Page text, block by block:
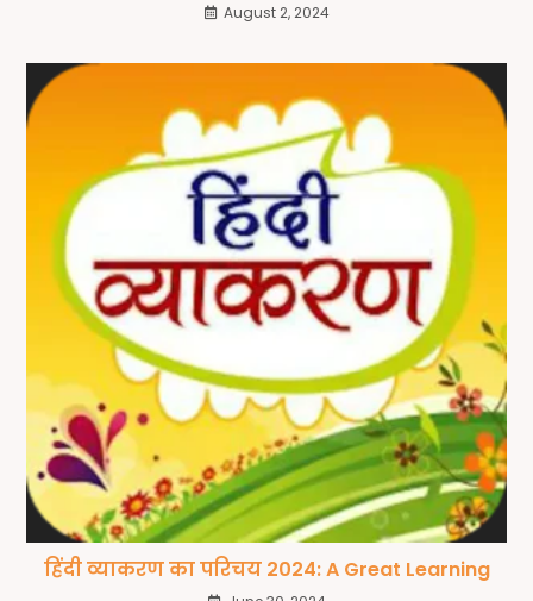
August 2, 2024
हिंदी व्याकरण का परिचय 2024: A Great Learning